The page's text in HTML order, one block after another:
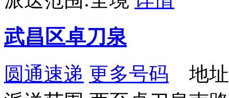
武昌区卓刀泉
圆通速递 更多号码 地址